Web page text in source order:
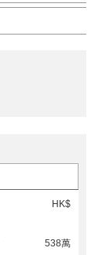
HK$
538萬